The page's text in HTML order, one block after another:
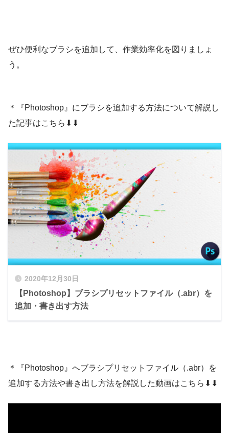
ぜひ便利なブラシを追加して、作業効率化を図りましょ
う。
＊『Photoshop』にブラシを追加する方法について解説し
た記事はこちら⬇︎⬇︎
2020年12月30日
【Photoshop】ブラシプリセットファイル（.abr）を
追加・書き出す方法
＊『Photoshop』へブラシプリセットファイル（.abr）を
追加する方法や書き出し方法を解説した動画はこちら⬇︎⬇︎